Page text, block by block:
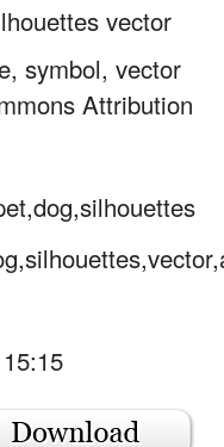
symbol, vector
Attribution